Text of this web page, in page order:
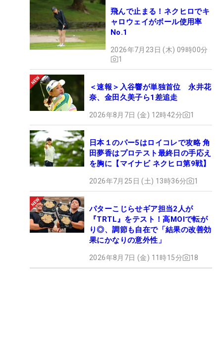
飛んで止まる！ネクヒロでキ
ャロウェイがボール使用率
No.1
2026年7月23日 (木) 09時00分
1
＜速報＞入谷響が単独首位 永井花
奈、金田久美子ら1差追走
2026年8月7日 (金) 12時42分 1
日本１のパー5はロイコレで攻略 角
田夢香はプロテスト最終日の手応え
を胸に【マイナビ ネクヒロ第9戦】
2026年7月25日 (土) 13時36分 1
パターこじらせギア担当2人が
『TRTL』をテスト！高MOIで転が
り◎、調節も自在で「結果の改善効
果にかなりの意外性」
2026年8月7日 (金) 11時15分 18